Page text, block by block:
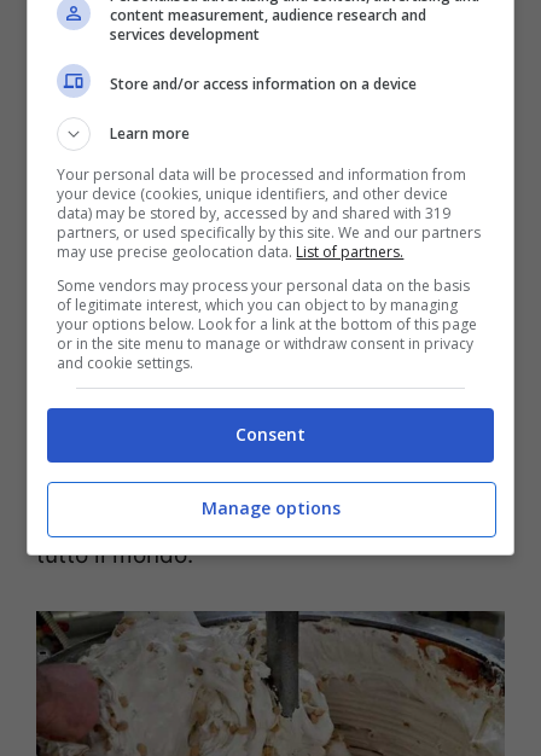
è un evento imperdibile per gli amanti di
questa dolcezza e per chi desidera
immergersi nelle
italiane. Questa celebrazione ha origine da
una leggenda affascinante che risale al
1441, anno in cui il torrone fu servito
durante le nozze tra Francesco Sforza e
Bianca Maria Visconti come simbolo di
unione indissolubile, proprio come gli
ingredienti del torrone stesso. Da allora, la
città di Cremona ha abbracciato questa
evento annuale che attira visitatori da
tutto il mondo.
content measurement, audience research and
services development
Store and/or access information on a device
Learn more
Your personal data will be processed and information from
your device (cookies, unique identifiers, and other device
data) may be stored by, accessed by and shared with 319
partners, or used specifically by this site. We and our partners
may use precise geolocation data. List of partners.
Some vendors may process your personal data on the basis
of legitimate interest, which you can object to by managing
your options below. Look for a link at the bottom of this page
or in the site menu to manage or withdraw consent in privacy
and cookie settings.
Consent
Manage options